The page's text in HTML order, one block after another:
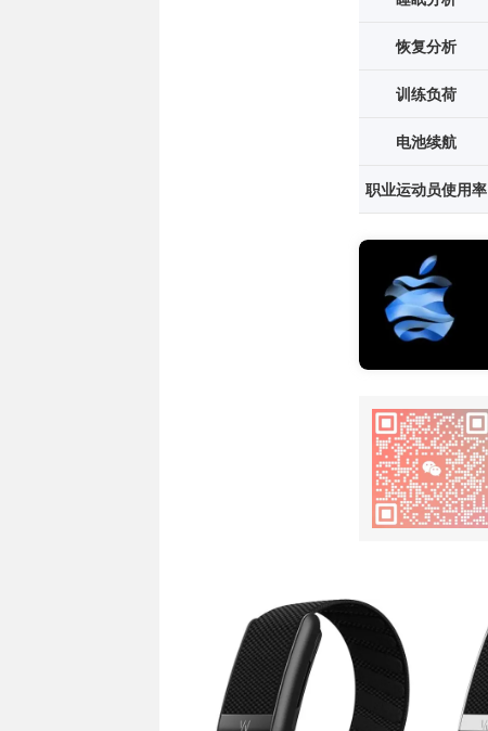
恢复分析
训练负荷
电池续航
职业运动员使用率